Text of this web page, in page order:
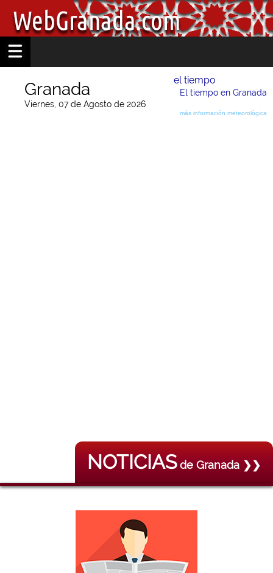
Granada
Viernes, 07 de Agosto de 2026
el tiempo
El tiempo en Granada
más información meteorológica
NOTICIASde Granada ❯❯